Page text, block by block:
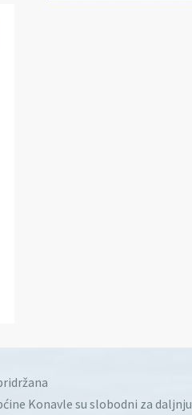
Konavle su slobodni za daljnju